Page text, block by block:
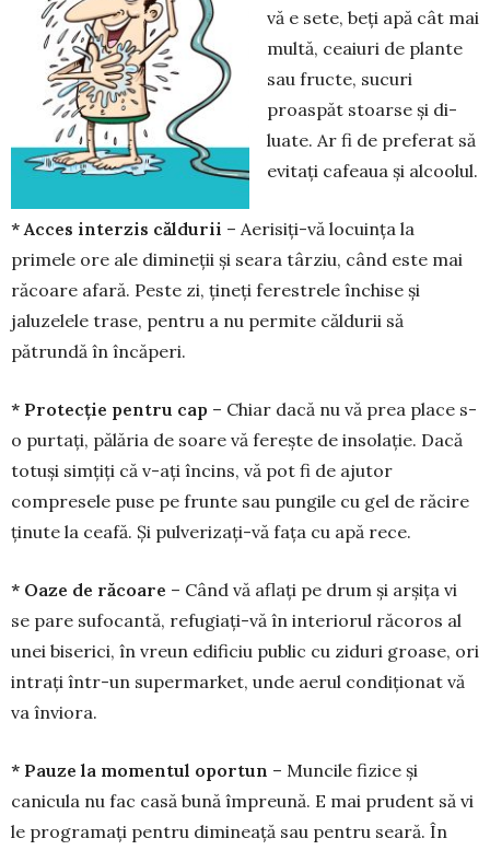
vă e sete, beți apă cât mai
multă, ceaiuri de plante
sau fructe, sucuri
proaspăt stoarse și di­
luate. Ar fi de preferat să
evitați cafeaua și alcoolul.
* Acces interzis căldurii – Aerisiți-vă locuința la
primele ore ale dimineții și seara târziu, când este mai
răcoare afară. Peste zi, ți­neți ferestrele închise și
jaluzelele trase, pen­tru a nu permite căldurii să
pătrundă în încăperi.
* Protecție pentru cap – Chiar dacă nu vă prea place s-
o purtați, pălăria de soare vă ferește de insolație. Dacă
totuși simțiți că v-ați încins, vă pot fi de ajutor
compresele puse pe frunte sau pungile cu gel de răcire
ținute la cea­fă. Și pulverizați-vă fața cu apă rece.
* Oaze de răcoare – Când vă aflați pe drum și arșița vi
se pare sufocantă, refugiați-vă în interiorul răcoros al
unei biserici, în vreun edificiu public cu ziduri groase, ori
intrați în­tr-un supermarket, unde aerul condiționat vă
va înviora.
* Pauze la momentul oportun – Mun­cile fizice și
canicula nu fac casă bună îm­preună. E mai prudent să vi
le programați pen­tru dimineață sau pentru seară. În